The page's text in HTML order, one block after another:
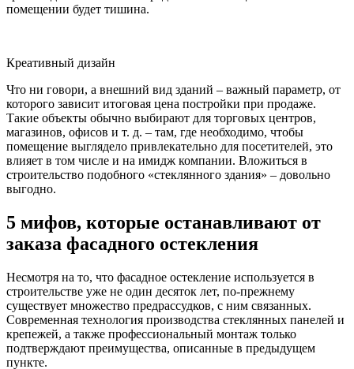
помещении будет тишина.
Креативный дизайн
Что ни говори, а внешний вид зданий – важный параметр, от
которого зависит итоговая цена постройки при продаже.
Такие объекты обычно выбирают для торговых центров,
магазинов, офисов и т. д. – там, где необходимо, чтобы
помещение выглядело привлекательно для посетителей, это
влияет в том числе и на имидж компании. Вложиться в
строительство подобного «стеклянного здания» – довольно
выгодно.
5 мифов, которые останавливают от
заказа фасадного остекления
Несмотря на то, что фасадное остекление используется в
строительстве уже не один десяток лет, по-прежнему
существует множество предрассудков, с ним связанных.
Современная технология производства стеклянных панелей и
крепежей, а также профессиональный монтаж только
подтверждают преимущества, описанные в предыдущем
пункте.